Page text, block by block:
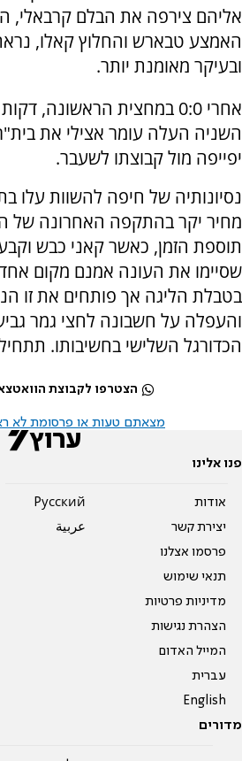
אליהם צירפה את הבלם קרבאלי,
האמצע טבארש והחלוץ קאלו,
ובעיקר מאומנת יותר.
אחרי 0:0 במחצית הראשונה,
השניה העלה עומר אצילי את
יפייפה מול קבוצתו לשעבר.
נסיונותיה של חיפה להשוות עלו
מחיר יקר בהתקפה האחרונה של
שסיימו את העונה אמנם מקום
בטבלת הליגה אך פותחים את זו
והעפלה על חשבונה לחצי גמר
הכדורגל השלישי בחשיבותו.
הצטרפו לקבוצת
מצאתם טעות או פרסומת לא
פנו אלינו
אודות
יצירת קשר
פרסמו אצלנו
תנאי שימוש
מדיניות פרטיות
הצהרת נגישות
המייל האדום
עברית
English
Pусский
عربية
מדורים